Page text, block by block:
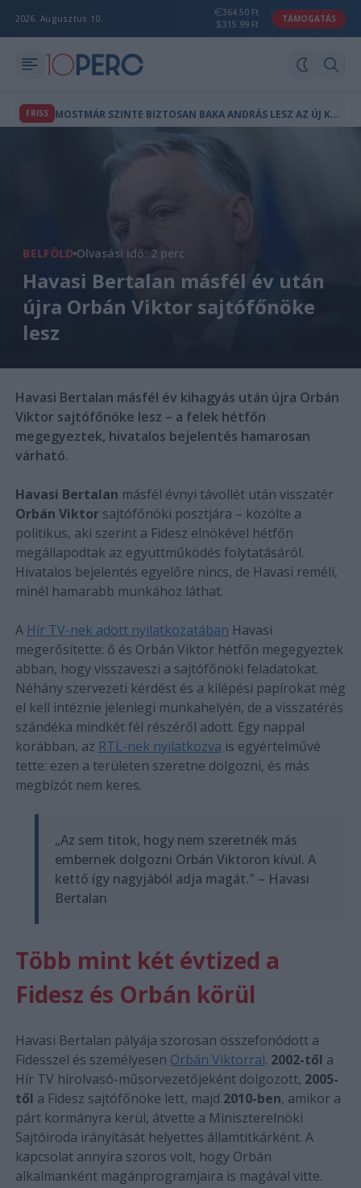
2026. Augusztus 10.
364.50 Ft
315.99 Ft
TÁMOGATÁS
FRISS M
OSTMÁR SZINTE BIZTOSAN BAKA ANDRÁS LESZ AZ ÚJ KÖZTÁRSASÁGI ELNÖK
BELFÖLD Olvasási idő: 2 perc
Havasi Bertalan másfél év után
újra Orbán Viktor sajtófőnöke
lesz
Havasi Bertalan másfél év kihagyás után újra Orbán
Viktor sajtófőnöke lesz – a felek hétfőn
megegyeztek, hivatalos bejelentés hamarosan
várható.
Havasi Bertalan másfél évnyi távollét után visszatér
Orbán Viktorsajtófőnöki posztjára – közölte a
politikus, aki szerint a Fidesz elnökével hétfőn
megállapodtak az együttműködés folytatásáról.
Hivatalos bejelentés egyelőre nincs, de Havasi reméli,
minél hamarabb munkához láthat.
A Hír TV-nek adott nyilatkozatában Havasi
megerősítette: ő és Orbán Viktor hétfőn megegyeztek
abban, hogy visszaveszi a sajtófőnöki feladatokat.
Néhány szervezeti kérdést és a kilépési papírokat még
el kell intéznie jelenlegi munkahelyén, de a visszatérés
szándéka mindkét fél részéről adott. Egy nappal
korábban, az RTL-nek nyilatkozva is egyértelművé
tette: ezen a területen szeretne dolgozni, és más
megbízót nem keres.
„Az sem titok, hogy nem szeretnék más
embernek dolgozni Orbán Viktoron kívül. A
kettő így nagyjából adja magát." – Havasi
Bertalan
Több mint két évtized a
Fidesz és Orbán körül
Havasi Bertalan pályája szorosan összefonódott a
Fidesszel és személyesen Orbán Viktorral. 2002-től a
Hír TV hírolvasó-műsorvezetőjeként dolgozott, 2005-
től a Fidesz sajtófőnöke lett, majd 2010-ben, amikor a
párt kormányra kerül, átvette a Miniszterelnöki
Sajtóiroda irányítását helyettes államtitkárként. A
kapcsolat annyira szoros volt, hogy Orbán
alkalmanként magánprogramjaira is magával vitte.